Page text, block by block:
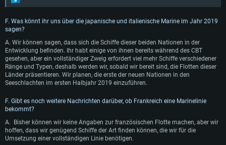
F. Was könnt ihr uns über die japanische und italienische Marine im Jahr 2019
sagen?
A. Wir können sagen, dass sich die Schiffe dieser beiden Nationen in der
Entwicklung befinden. Ihr habt einige von ihnen bereits während des CBT
gesehen, aber ein vollständiger Zweig erfordert viel mehr Schiffe verschiedener
Ränge und Typen, deshalb werden wir, sobald wir bereit sind, die Flotten dieser
Länder präsentieren. Wir planen, die erste der neuen Nationen in den
Seeschlachten im ersten Halbjahr 2019 einzuführen.
F. Gibt es noch weitere Nachrichten darüber, ob Frankreich eine Marinelinie
bekommt?
A. Bisher können wir keine Angaben zur französischen Flotte machen, aber wir
hoffen, dass wir genügend Schiffe der Art finden können, die wir für die
Umsetzung einer vollständigen Linie benötigen.